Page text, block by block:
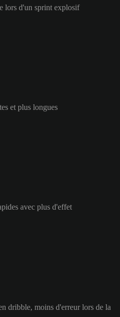
lors d'un sprint explosif
et plus longues
avec plus d'effet
dribble, moins d'erreur lors de la